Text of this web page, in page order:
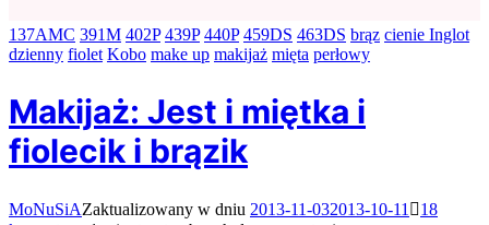
137AMC 391M 402P 439P 440P 459DS 463DS brąz cienie Inglot
dzienny fiolet Kobo make up makijaż mięta perłowy
Makijaż: Jest i miętka i
fiolecik i brązik
MoNuSiAZaktualizowany w dniu 2013-11-032013-10-11
18